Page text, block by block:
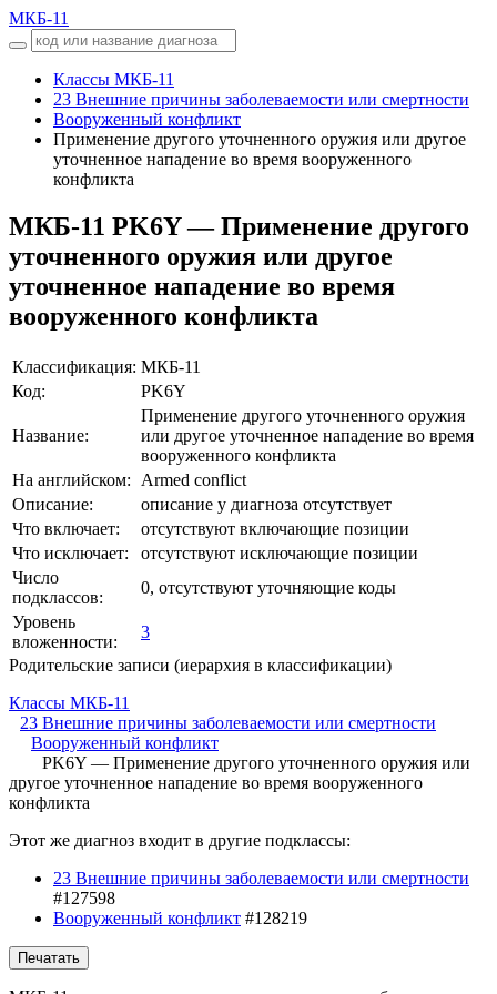
МКБ-11
Классы МКБ-11
23 Внешние причины заболеваемости или смертности
Вооруженный конфликт
Применение другого уточненного оружия или другое
уточненное нападение во время вооруженного
конфликта
МКБ-11 PK6Y — Применение другого
уточненного оружия или другое
уточненное нападение во время
вооруженного конфликта
Классификация: МКБ-11
Код:
PK6Y
Название:
Применение другого уточненного оружия
или другое уточненное нападение во время
вооруженного конфликта
На английском:
Armed conflict
Описание:
описание у диагноза отсутствует
Что включает:
отсутствуют включающие позиции
Что исключает:
отсутствуют исключающие позиции
Число
подклассов:
0, отсутствуют уточняющие коды
Уровень
вложенности:
3
Родительские записи (иерархия в классификации)
Классы МКБ-11
23 Внешние причины заболеваемости или смертности
Вооруженный конфликт
PK6Y — Применение другого уточненного оружия или
другое уточненное нападение во время вооруженного
конфликта
Этот же диагноз входит в другие подклассы:
23 Внешние причины заболеваемости или смертности
#127598
Вооруженный конфликт #128219
Печатать